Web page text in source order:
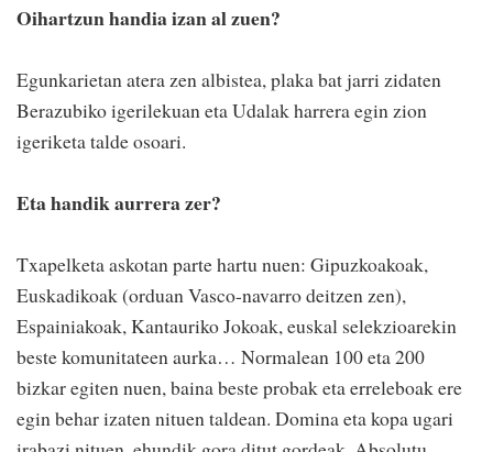
Oihartzun handia izan al zuen?
Egunkarietan atera zen albistea, plaka bat jarri zidaten
Berazubiko igerilekuan eta Udalak harrera egin zion
igeriketa talde osoari.
Eta handik aurrera zer?
Txapelketa askotan parte hartu nuen: Gipuzkoakoak,
Euskadikoak (orduan Vasco-navarro deitzen zen),
Espainiakoak, Kantauriko Jokoak, euskal selekzioarekin
beste komunitateen aurka… Normalean 100 eta 200
bizkar egiten nuen, baina beste probak eta erreleboak ere
egin behar izaten nituen taldean. Domina eta kopa ugari